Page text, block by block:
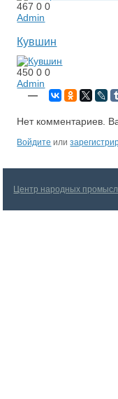
46700
Admin
Кувшин
45000
Admin
—
Нет комментариев.
Войдите или
Центр народных